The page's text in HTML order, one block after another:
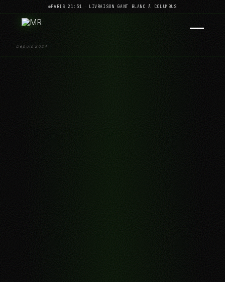
PARIS 21:51 · LIVRAISON GANT BLANC À COLUMBUS
Depuis 2024